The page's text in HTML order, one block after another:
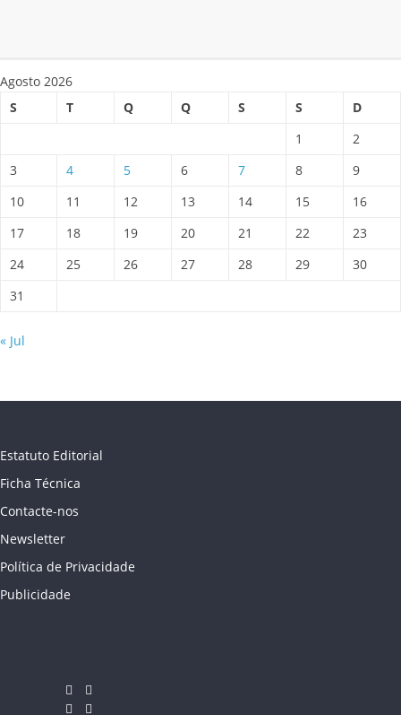
Agosto 2026
S
T Q Q S S
D
1
2
3
4 5 6 7 8
9
10
11 12 13 14 15
16
17
18 19 20 21 22
23
24
25 26 27 28 29
30
31
« Jul
Estatuto Editorial
Ficha Técnica
Contacte-nos
Newsletter
Política de Privacidade
Publicidade